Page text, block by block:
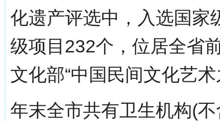
化遗产评选中，入选国家
级项目232个，位居全省
文化部“中国民间文化艺
年末全市共有卫生机构(